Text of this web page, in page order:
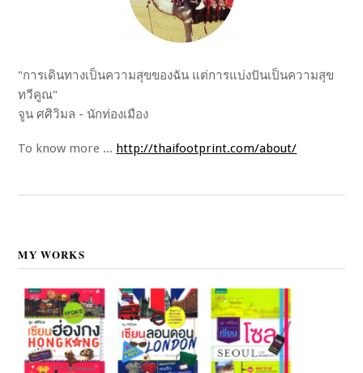
"การเดินทางเป็นความสุขของฉัน แต่การแบ่งปันเป็นความสุข
ทวีคูณ"
จูน ศศิวิมล - นักท่องเมือง
To know more ... http://thaifootprint.com/about/
MY WORKS